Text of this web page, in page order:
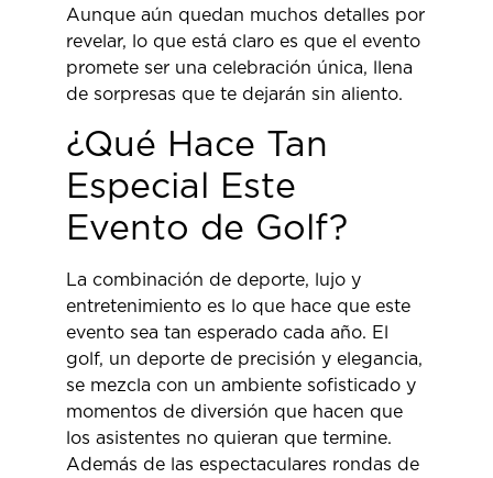
Aunque aún quedan muchos detalles por
revelar, lo que está claro es que el evento
promete ser una celebración única, llena
de sorpresas que te dejarán sin aliento.
¿Qué Hace Tan
Especial Este
Evento de Golf?
La combinación de deporte, lujo y
entretenimiento es lo que hace que este
evento sea tan esperado cada año. El
golf, un deporte de precisión y elegancia,
se mezcla con un ambiente sofisticado y
momentos de diversión que hacen que
los asistentes no quieran que termine.
Además de las espectaculares rondas de